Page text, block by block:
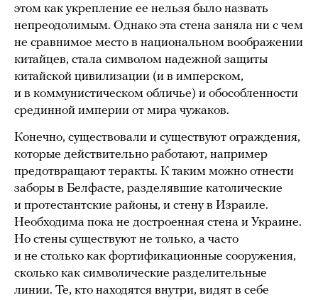
этом как укрепление ее нельзя было назвать
непреодолимым. Однако эта стена заняла ни с чем
не сравнимое место в национальном воображении
китайцев, стала символом надежной защиты
китайской цивилизации (и в имперском,
и в коммунистическом обличье) и обособленности
срединной империи от мира чужаков.
Конечно, существовали и существуют ограждения,
которые действительно работают, например
предотвращают теракты. К таким можно отнести
заборы в Белфасте, разделявшие католические
и протестантские районы, и стену в Израиле.
Необходима пока не достроенная стена и Украине.
Но стены существуют не только, а часто
и не столько как фортификационные сооружения,
сколько как символические разделительные
линии. Те, кто находятся внутри, видят в себе